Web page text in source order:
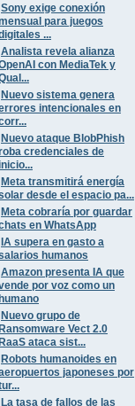
Sony exige conexión
para juegos
...
Analista revela alianza
con MediaTek y
Nuevo sistema genera
intencionales en
Nuevo ataque BlobPhish
credenciales de
Meta transmitirá energía
desde el espacio pa...
Meta cobraría por guardar
en WhatsApp
IA supera en gasto a
humanos
Amazon presenta IA que
por voz como un
Nuevo grupo de
Vect 2.0
ataca sist...
Robots humanoides en
japoneses por
La tasa de fallos de las